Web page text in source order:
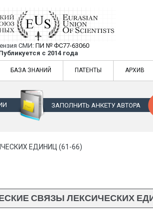
Союз Ученых —
СМИ:ПИ № ФС77-63060
с 2014 года
— публикация научных статей в
БАЗА ЗНАНИЙ ПАТЕНТЫ АРХИВ
ЗАПОЛНИТЬ АНКЕТУ АВТОРА
ЕДИНИЦ (61-66)
СВЯЗЫ ЛЕКСИЧЕСКИХ